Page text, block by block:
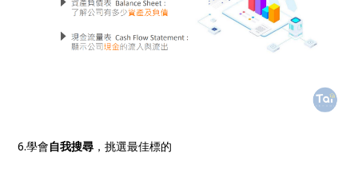
6.學會自我搜尋 ，挑選最佳標的